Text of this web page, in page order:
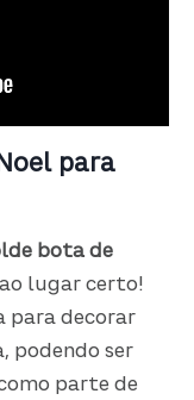
para
bota de
lugar certo!
para decorar
podendo ser
parte de